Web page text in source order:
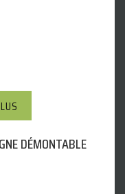
DÉMONTABLE